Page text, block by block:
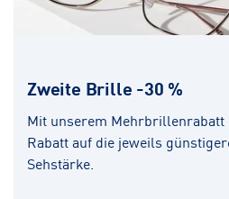
Zweite Brille -30 %
Mit unserem Mehrbrillenrabatt
Rabatt auf die jeweils
Sehstärke.